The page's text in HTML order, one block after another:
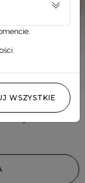
WSZYSTKIE